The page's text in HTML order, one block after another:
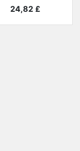
Cena
24,82 £